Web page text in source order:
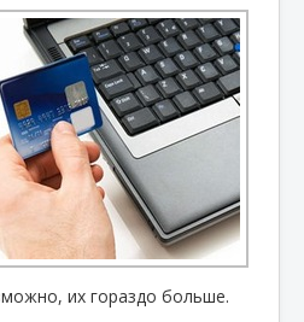
их гораздо больше.